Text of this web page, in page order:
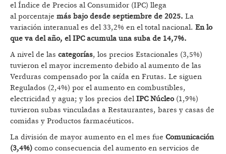
el Índice de Precios al Consumidor (IPC) llega
al porcentaje más bajo desde septiembre de 2025. La
variación interanual es del 33,2% en el total nacional. En lo
que va del año, el IPC acumula una suba de 14,7%.
A nivel de las categorías, los precios Estacionales (3,5%)
tuvieron el mayor incremento debido al aumento de las
Verduras compensado por la caída en Frutas. Le siguen
Regulados (2,4%) por el aumento en combustibles,
electricidad y agua; y los precios del IPC Núcleo(1,9%)
tuvieron subas vinculadas a Restaurantes, bares y casas de
comidas y Productos farmacéuticos.
La división de mayor aumento en el mes fue Comunicación
(3,4%) como consecuencia del aumento en servicios de